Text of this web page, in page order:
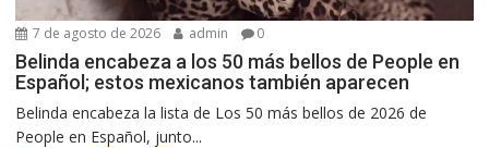
7 de agosto de 2026 admin 0
Belinda encabeza a los 50 más bellos de People en
Español; estos mexicanos también aparecen
Belinda encabeza la lista de Los 50 más bellos de 2026 de
People en Español, junto...